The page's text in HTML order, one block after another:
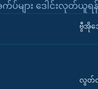
များ ဒေါင်းလုတ်ယူရန်
ဗွီအိုအ
လွတ်